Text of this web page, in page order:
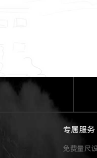
专属服务
免费量尺